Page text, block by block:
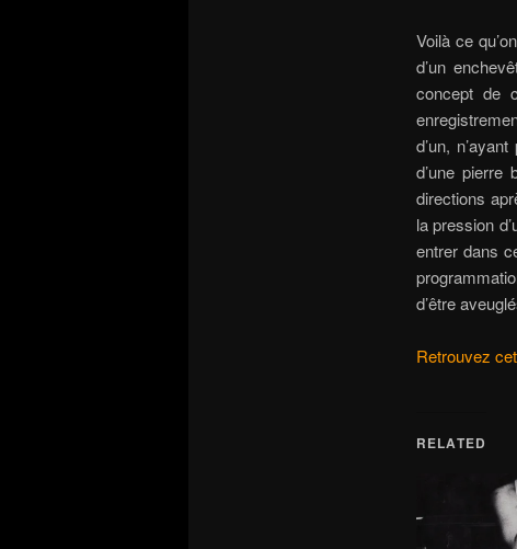
Voilà ce
d’un
concept de
d’un,
d’une
directions
la pression
entrer dans
d’être
Retrouvez
RELATED